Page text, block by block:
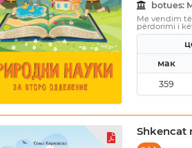
botues:
Me vendim të
përdorimi i
мак
359
Shkencat